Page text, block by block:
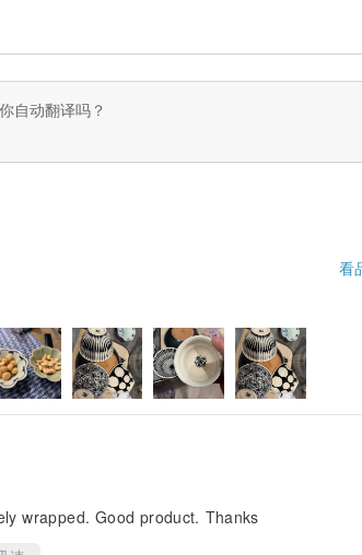
自动翻译吗？
看
wrapped. Good product. Thanks